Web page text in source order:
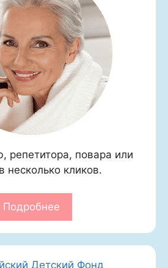
репетитора, повара или
несколько кликов.
Подробнее